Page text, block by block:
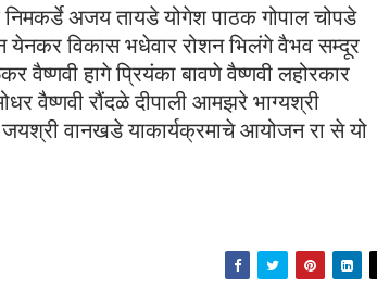
अजय तायडे योगेश पाठक गोपाल चोपडे
येनकर विकास भधेवार रोशन भिलंगे वैभव सम्दूर
हागे प्रियंका बावणे वैष्णवी लहोरकार
वैष्णवी रौंदळे दीपाली आमझरे भाग्यश्री
वानखडे याकार्यक्रमाचे आयोजन रा से यो